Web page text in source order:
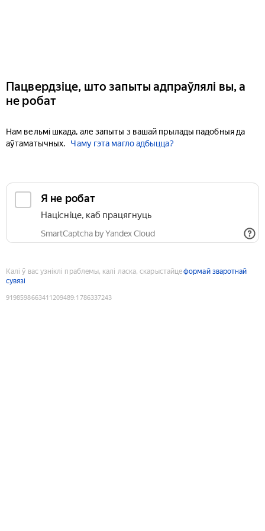
Пацвердзіце, што запыты адпраўлялі вы, а
не робат
Нам вельмі шкада, але запыты з вашай прылады падобныя да
аўтаматычных.
Чаму гэта магло адбыцца?
Я не робат
Націсніце, каб працягнуць
SmartCaptcha by Yandex Cloud
Калі ў вас узніклі праблемы, калі ласка, скарыстайцеформай зваротнай
сувязі
9198598663411209489:1786337243